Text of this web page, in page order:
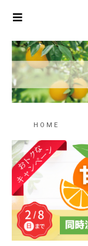
H O M E